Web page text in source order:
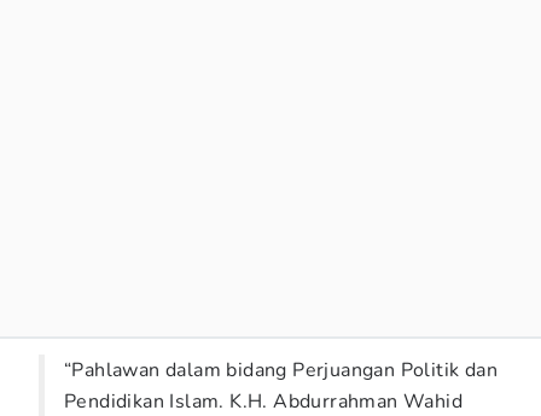
“Pahlawan dalam bidang Perjuangan Politik dan
Pendidikan Islam. K.H. Abdurrahman Wahid